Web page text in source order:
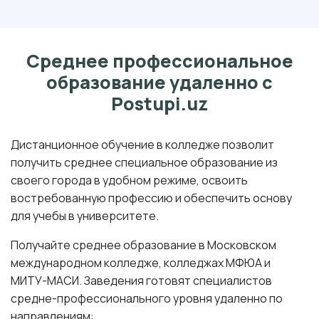
Среднее профессиональное
образование удаленно с
Postupi.uz
Дистанционное обучение в колледже позволит
получить среднее специальное образование из
своего города в удобном режиме, освоить
востребованную профессию и обеспечить основу
для учебы в университете.
Получайте среднее образование в Московском
международном колледже, колледжах МФЮА и
МИТУ-МАСИ. Заведения готовят специалистов
средне-профессионального уровня удаленно по